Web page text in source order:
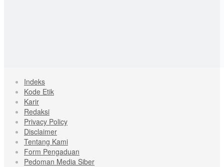
Indeks
Kode Etik
Karir
Redaksi
Privacy Policy
Disclaimer
Tentang Kami
Form Pengaduan
Pedoman Media Siber